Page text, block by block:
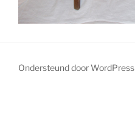
Ondersteund door WordPress